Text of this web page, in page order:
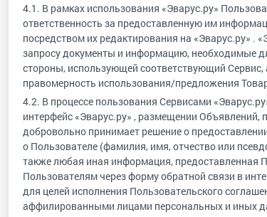
4.1. В рамках использования «Эварус.ру»
ответственность за предоставленную им
посредством их редактирования на «Эварус.ру» .
запросу документы и информацию, необходимые
стороны, использующей соответствующий
правомерность использования/предложения
4.2. В процессе пользования Сервисами
интерфейс «Эварус.ру» , размещении Объявлений,
добровольно принимает решение о
о Пользователе (фамилия, имя, отчество или
также любая иная информация, предоставленная
Пользователям через форму обратной связи в
для целей исполнения Пользовательского
аффилированными лицами персональных и иных